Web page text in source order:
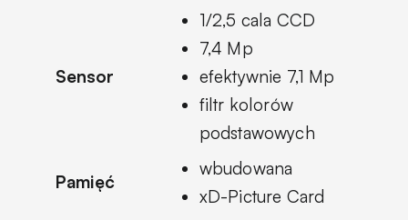
Sensor
1/2,5 cala CCD
7,4 Mp
efektywnie 7,1 Mp
filtr kolorów
podstawowych
Pamięć
wbudowana
xD-Picture Card